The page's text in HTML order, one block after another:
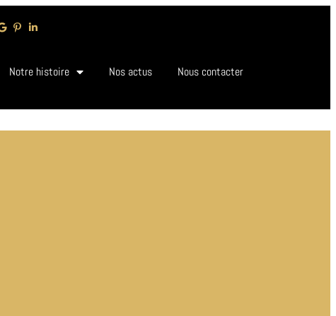
Notre histoire Nos actus Nous contacter